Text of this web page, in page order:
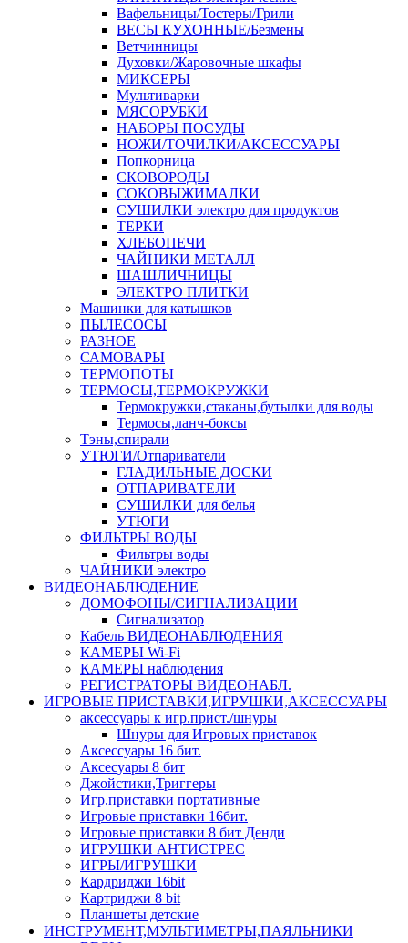
Вафельницы/Тостеры/Грили
ВЕСЫ КУХОННЫЕ/Безмены
Ветчинницы
Духовки/Жаровочные шкафы
МИКСЕРЫ
Мультиварки
МЯСОРУБКИ
НАБОРЫ ПОСУДЫ
НОЖИ/ТОЧИЛКИ/АКСЕССУАРЫ
Попкорница
СКОВОРОДЫ
СОКОВЫЖИМАЛКИ
СУШИЛКИ электро для продуктов
ТЕРКИ
ХЛЕБОПЕЧИ
ЧАЙНИКИ МЕТАЛЛ
ШАШЛИЧНИЦЫ
ЭЛЕКТРО ПЛИТКИ
Машинки для катышков
ПЫЛЕСОСЫ
РАЗНОЕ
САМОВАРЫ
ТЕРМОПОТЫ
ТЕРМОСЫ,ТЕРМОКРУЖКИ
Термокружки,стаканы,бутылки для воды
Термосы,ланч-боксы
Тэны,спирали
УТЮГИ/Отпариватели
ГЛАДИЛЬНЫЕ ДОСКИ
ОТПАРИВАТЕЛИ
СУШИЛКИ для белья
УТЮГИ
ФИЛЬТРЫ ВОДЫ
Фильтры воды
ЧАЙНИКИ электро
ВИДЕОНАБЛЮДЕНИЕ
ДОМОФОНЫ/СИГНАЛИЗАЦИИ
Сигнализатор
Кабель ВИДЕОНАБЛЮДЕНИЯ
КАМЕРЫ Wi-Fi
КАМЕРЫ наблюдения
РЕГИСТРАТОРЫ ВИДЕОНАБЛ.
ИГРОВЫЕ ПРИСТАВКИ,ИГРУШКИ,АКСЕССУАРЫ
аксесcуары к игр.прист./шнуры
Шнуры для Игровых приставок
Аксессуары 16 бит.
Аксесуары 8 бит
Джойстики,Триггеры
Игр.приставки портативные
Игровые приставки 16бит.
Игровые приставки 8 бит Денди
ИГРУШКИ АНТИСТРЕС
ИГРЫ/ИГРУШКИ
Кардриджи 16bit
Картриджи 8 bit
Планшеты детские
ИНСТРУМЕНТ,МУЛЬТИМЕТРЫ,ПАЯЛЬНИКИ